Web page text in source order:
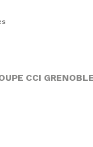
CCI GRENOBLE